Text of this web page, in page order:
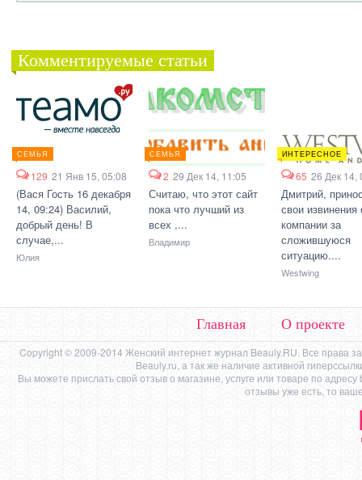
Комментируемые статьи
СЕМЬЯ
129 21 Янв 15, 05:08
(Вася Гость 16 декабря
14, 09:24) Василий,
добрый день! В
случае,...
Юлия
СЕМЬЯ
2 29 Дек 14, 11:05
Считаю, что этот сайт
пока что лучший из
всех ,...
Владимир
ИНТЕРЕСНОЕ
65 26 Дек 14,
Дмитрий,
свои извинения
компании за
сложившуюся
ситуацию....
Westwing
Главная О проекте
Copyright © 2009-2014 Женский интернет журнал Beauly.RU. Все права
Beauly.ru, а так же наличие активной
Вы можете прислать свой отзыв о магазине, услуге или товаре по адресу
отзывы уже есть, то